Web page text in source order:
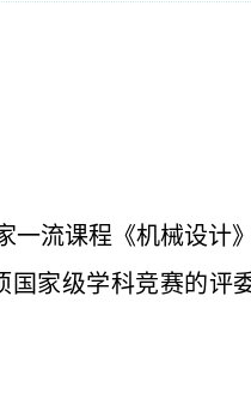
流课程《机械设计
家级学科竞赛的评